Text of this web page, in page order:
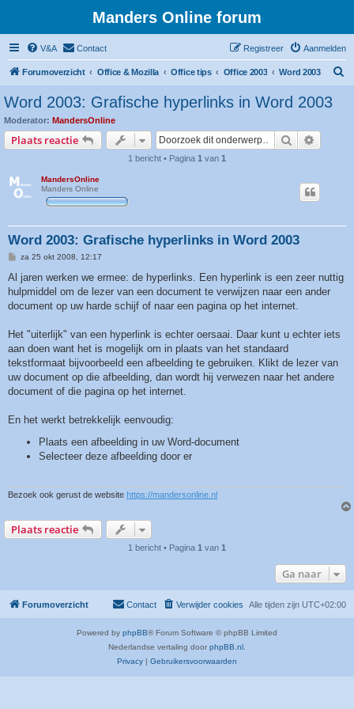
Manders Online forum
V&A Contact Aanmelden
Registreer
Forumoverzicht Office & Mozilla Office tips Office 2003 Word 2003
Word 2003: Grafische hyperlinks in Word 2003
Moderator: MandersOnline
Plaats reactie Zoek
1 bericht • Pagina 1 van 1
MandersOnline
Manders Online
Word 2003: Grafische hyperlinks in Word 2003
B
c
h
za 25 okt 2008, 12:17
Al jaren werken we ermee: de hyperlinks. Een hyperlink is een zeer nuttig
hulpmiddel om de lezer van een document te verwijzen naar een ander
document op uw harde schijf of naar een pagina op het internet.
Het "uiterlijk" van een hyperlink is echter oersaai. Daar kunt u echter iets
aan doen want het is mogelijk om in plaats van het standaard
tekstformaat bijvoorbeeld een afbeelding te gebruiken. Klikt de lezer van
uw document op die afbeelding, dan wordt hij verwezen naar het andere
document of die pagina op het internet.
En het werkt betrekkelijk eenvoudig:
Plaats een afbeelding in uw Word-document
Selecteer deze afbeelding door er
Bezoek ook gerust de website https://mandersonline.nl
Plaats reactie
1 bericht • Pagina 1 van 1
Ga naar
Forumoverzicht Alle tijden zijn UTC+02:00
Verwijder cookies
Contact
Powered by phpBB® Forum Software © phpBB Limited
Nederlandse vertaling door phpBB.nl .
Privacy
Gebruikersvoorwaarden